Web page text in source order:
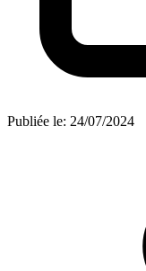
Publiée le: 24/07/2024